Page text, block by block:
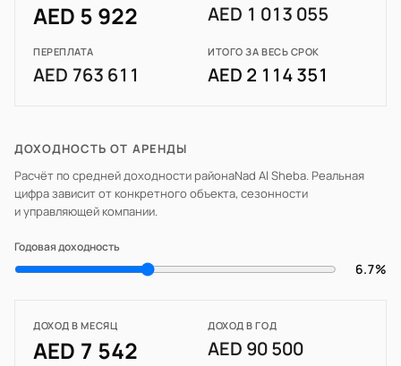
AED 5 922 AED 1 013 055
ПЕРЕПЛАТА
AED 763 611
ИТОГО ЗА ВЕСЬ СРОК
AED 2 114 351
ДОХОДНОСТЬ ОТ АРЕНДЫ
Расчёт по средней доходности районаNad Al Sheba. Реальная
цифра зависит от конкретного объекта, сезонности
и управляющей компании.
Годовая доходность
6.7%
ДОХОД В МЕСЯЦ
AED 7 542
ДОХОД В ГОД
AED 90 500